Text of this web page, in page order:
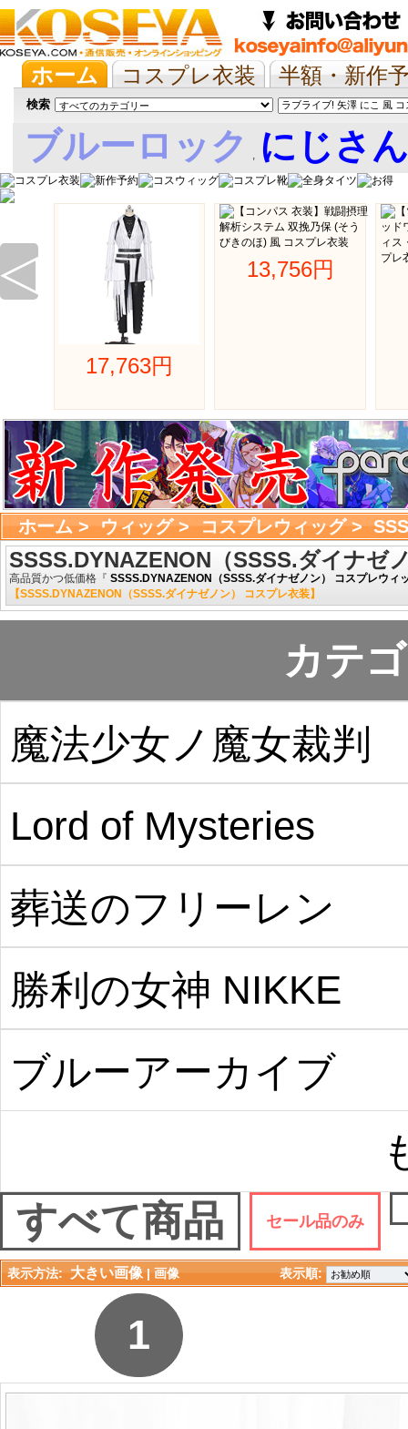
ホーム コスプレ衣装
半額・新作
抱き枕/布団/シーツ
ツイステ ウマ
検索
ブルーロック , にじさ
◁
17,763円
13,756円
ホーム> ウィッグ> コスプレウィッグ>
SSSS.DYNAZENON（SSSS.ダイナゼ
高品質かつ低価格『 SSSS.DYNAZENON（SSSS.ダイナゼノン） コスプレウィ
【SSSS.DYNAZENON（SSSS.ダイナゼノン） コスプレ衣装】
カテ
魔法少女ノ魔女裁判
Lord of Mysteries
葬送のフリーレン
勝利の女神 NIKKE
ブルーアーカイブ
すべて商品 セール品のみ
表示方法: 大きい画像 | 画像 表示順:
1